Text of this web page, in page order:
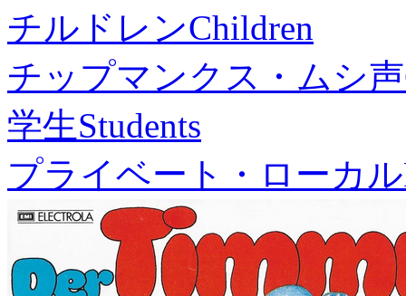
チルドレンChildren
チップマンクス・ムシ声
学生Students
プライベート・ローカル